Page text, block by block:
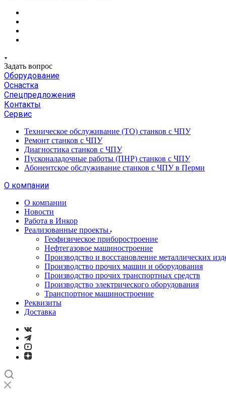
Задать вопрос
Оборудование
Оснастка
Спецпредложения
Контакты
Сервис
Техническое обслуживание (ТО) станков с ЧПУ
Ремонт станков с ЧПУ
Диагностика станков с ЧПУ
Пусконаладочные работы (ПНР) станков с ЧПУ
Абонентское обслуживание станков с ЧПУ в Перми
О компании
О компании
Новости
Работа в Инкор
Реализованные проекты
Геофизическое приборостроение
Нефтегазовое машиностроение
Производство и восстановление металлических
Производство прочих машин и оборудования
Производство прочих транспортных средств
Производство электрического оборудования
Транспортное машиностроение
Реквизиты
Доставка